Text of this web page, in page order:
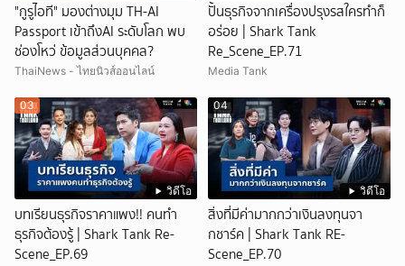
"กูรูไอที" มองต่างมุม TH-AI
Passport เข้าถึงAI ระดับโลก พบ
ช่องโหว่ ข้อมูลส่วนบุคคล?
ThaiNews - ไทยนิวส์ออนไลน์
ปั้นธุรกิจจากเครื่องปรุงรสใครทำก็
อร่อย | Shark Tank
Re_Scene_EP.71
Media Tank
วิดีโอ
03
บทเรียนธุรกิจราคาแพง!! คนทำ
ธุรกิจต้องรู้ | Shark Tank Re-
Scene_EP.69
วิดีโอ
04
สิ่งที่มีค่ามากกว่าเงินลงทุนจา
กชาร์ค | Shark Tank RE-
Scene_EP.70